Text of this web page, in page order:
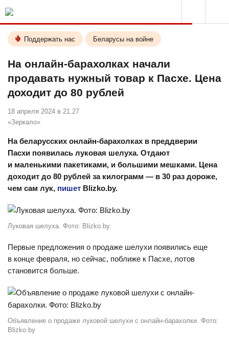
Поддержать нас Беларусы на войне
На онлайн-барахолках начали
продавать нужный товар к Пасхе. Цена
доходит до 80 рублей
18 апреля 2024 в 21.27
«Зеркало»
На беларусских онлайн-барахолках в преддверии
Пасхи появилась луковая шелуха. Отдают
и маленькими пакетиками, и большими мешками. Цена
доходит до 80 рублей за килограмм — в 30 раз дороже,
чем сам лук, пишет Blizko.by.
Луковая шелуха. Фото: Blizko.by
Первые предложения о продаже шелухи появились еще
в конце февраля, но сейчас, поближе к Пасхе, лотов
становится больше.
Объявление о продаже луковой шелухи с онлайн-барахолки. Фото:
Blizko.by